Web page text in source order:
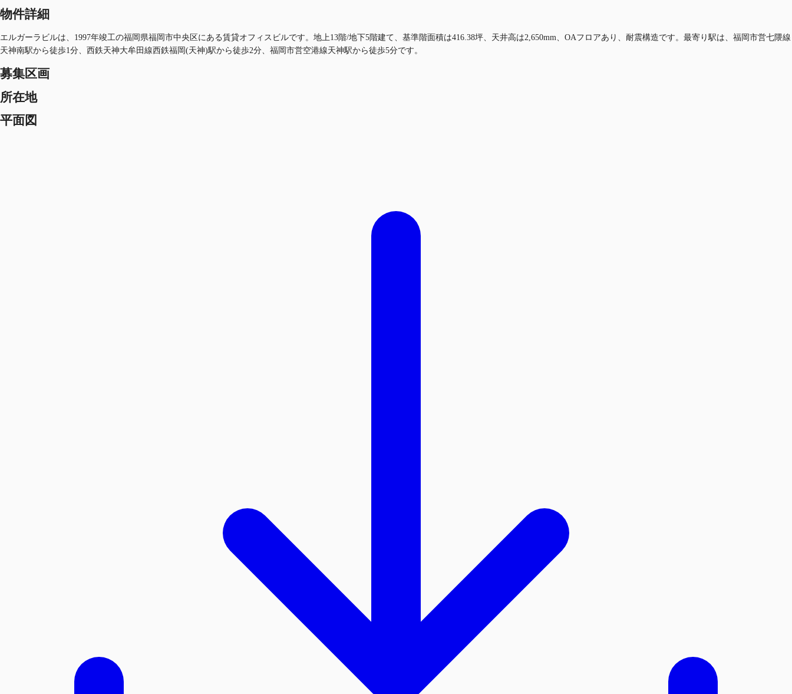
物件詳細
エルガーラビルは、1997年竣工の福岡県福岡市中央区にある賃貸オフィスビルです。地上13階/地下5階建て、基準階面積は416.38坪、天井高は2,650mm、OAフロアあり、耐震構造です。最寄り駅は、福岡市営七隈線
天神南駅から徒歩1分、西鉄天神大牟田線西鉄福岡(天神)駅から徒歩2分、福岡市営空港線天神駅から徒歩5分です。
募集区画
所在地
平面図